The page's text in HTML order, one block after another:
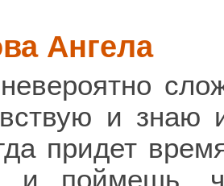
Ангела
и знаю
придет
и поймешь,